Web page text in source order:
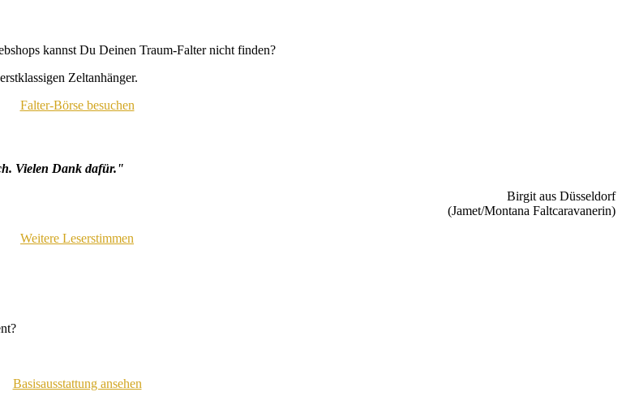
kannst Du Deinen Traum-Falter nicht finden?
Zeltanhänger.
Falter-Börse besuchen
Vielen Dank dafür."
Birgit aus Düsseldorf
(Jamet/Montana Faltcaravanerin)
Weitere Leserstimmen
Basisausstattung ansehen